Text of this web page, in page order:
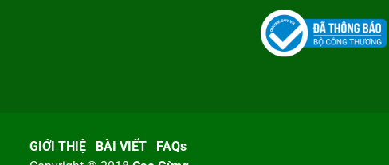
GIỚI THIỆ BÀI VIẾT
FAQs